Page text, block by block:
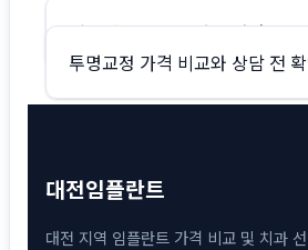
글세라믹 교정 비용과 장단점 정리
투명교정 가격 비교와 상담 전
대전임플란트
대전 지역 임플란트 가격 비교 및 치과